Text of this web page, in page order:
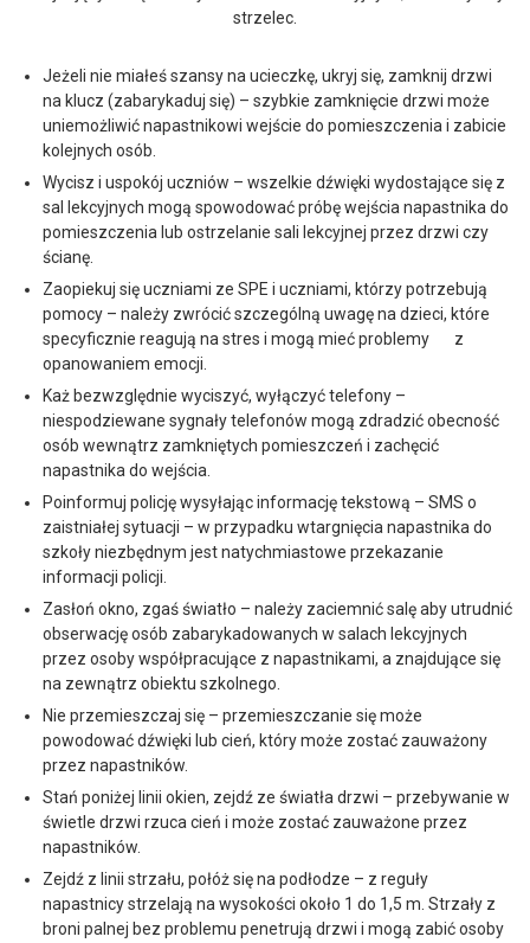
strzelec.
Jeżeli nie miałeś szansy na ucieczkę, ukryj się, zamknij drzwi
na klucz (zabarykaduj się) – szybkie zamknięcie drzwi może
uniemożliwić napastnikowi wejście do pomieszczenia i zabicie
kolejnych osób.
Wycisz i uspokój uczniów – wszelkie dźwięki wydostające się z
sal lekcyjnych mogą spowodować próbę wejścia napastnika do
pomieszczenia lub ostrzelanie sali lekcyjnej przez drzwi czy
ścianę.
Zaopiekuj się uczniami ze SPE i uczniami, którzy potrzebują
pomocy – należy zwrócić szczególną uwagę na dzieci, które
specyficznie reagują na stres i mogą mieć problemy z
opanowaniem emocji.
Każ bezwzględnie wyciszyć, wyłączyć telefony –
niespodziewane sygnały telefonów mogą zdradzić obecność
osób wewnątrz zamkniętych pomieszczeń i zachęcić
napastnika do wejścia.
Poinformuj policję wysyłając informację tekstową – SMS o
zaistniałej sytuacji – w przypadku wtargnięcia napastnika do
szkoły niezbędnym jest natychmiastowe przekazanie
informacji policji.
Zasłoń okno, zgaś światło – należy zaciemnić salę aby utrudnić
obserwację osób zabarykadowanych w salach lekcyjnych
przez osoby współpracujące z napastnikami, a znajdujące się
na zewnątrz obiektu szkolnego.
Nie przemieszczaj się – przemieszczanie się może
powodować dźwięki lub cień, który może zostać zauważony
przez napastników.
Stań poniżej linii okien, zejdź ze światła drzwi – przebywanie w
świetle drzwi rzuca cień i może zostać zauważone przez
napastników.
Zejdź z linii strzału, połóż się na podłodze – z reguły
napastnicy strzelają na wysokości około 1 do 1,5 m. Strzały z
broni palnej bez problemu penetrują drzwi i mogą zabić osoby